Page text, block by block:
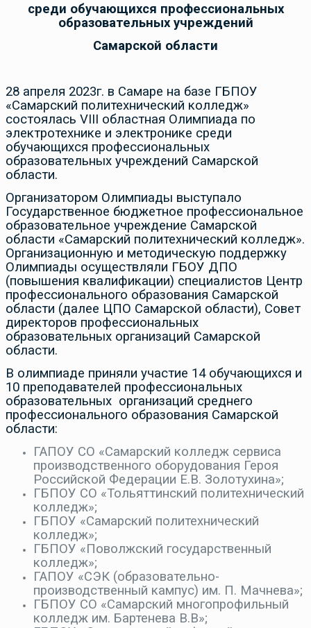
среди обучающихся профессиональных
образовательных учреждений
Самарской области
28 апреля 2023г. в Самаре на базе ГБПОУ
«Самарский политехнический колледж»
состоялась VIII областная Олимпиада по
электротехнике и электронике среди
обучающихся профессиональных
образовательных учреждений Самарской
области.
Организатором Олимпиады выступало
Государственное бюджетное профессиональное
образовательное учреждение Самарской
области «Самарский политехнический колледж».
Организационную и методическую поддержку
Олимпиады осуществляли ГБОУ ДПО
(повышения квалификации) специалистов Центр
профессионального образования Самарской
области (далее ЦПО Самарской области), Совет
директоров профессиональных
образовательных организаций Самарской
области.
В олимпиаде приняли участие 14 обучающихся и
10 преподавателей профессиональных
образовательных организаций среднего
профессионального образования Самарской
области:
ГАПОУ СО «Самарский колледж сервиса
производственного оборудования Героя
Российской Федерации Е.В. Золотухина»;
ГБПОУ СО «Тольяттинский политехнический
колледж»;
ГБПОУ «Самарский политехнический
колледж»;
ГБПОУ «Поволжский государственный
колледж»;
ГАПОУ «СЭК (образовательно-
производственный кампус) им. П. Мачнева»;
ГБПОУ СО «Самарский многопрофильный
колледж им. Бартенева В.В»;